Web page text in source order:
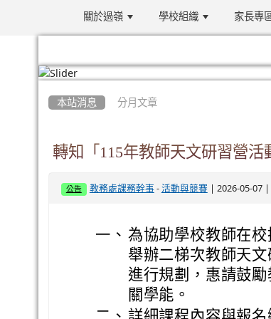
關於過嶺 學校組織 家長專
本站消息 分月文章
轉知「115年教師天文研習營
公告 教務處課務幹事- 活動與競賽| 2026-05-07 |
一、 為協助學校教師在
舉辦二梯次教師天
進行規劃，惠請鼓
關學能。